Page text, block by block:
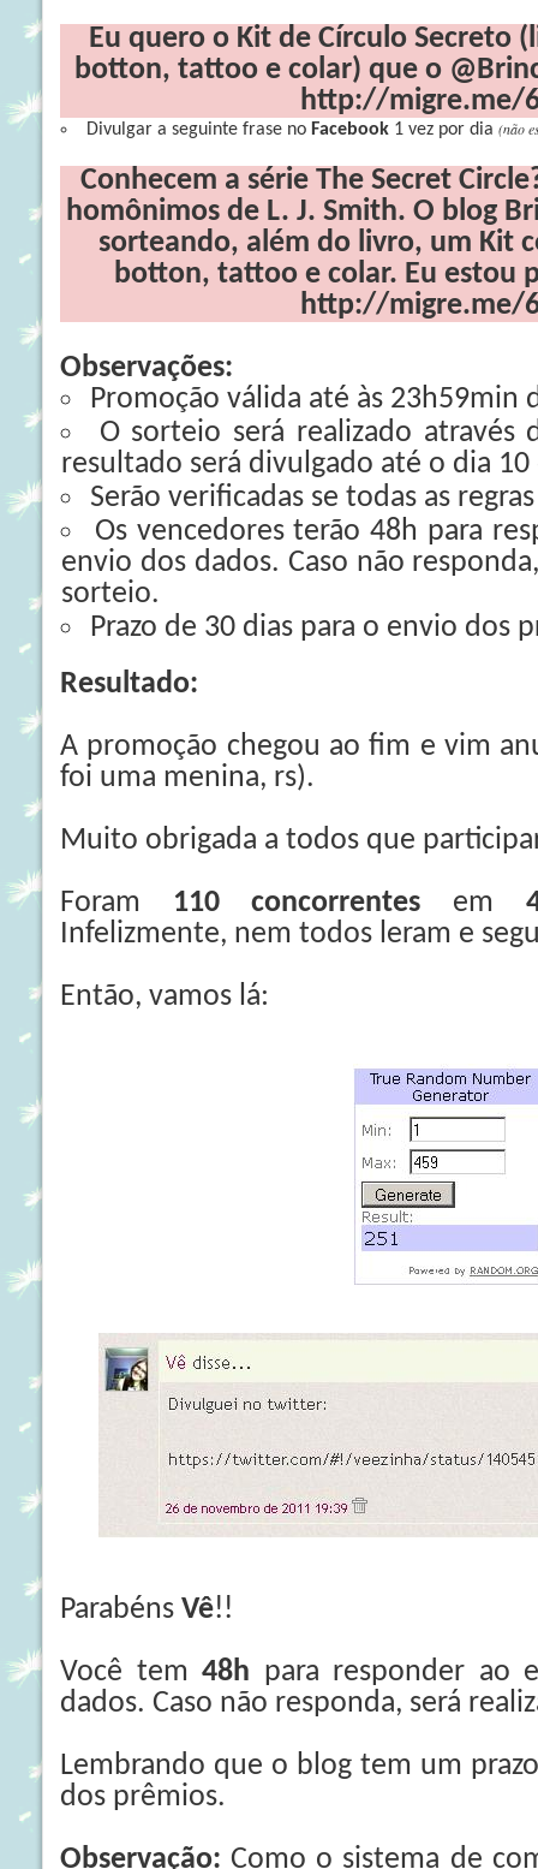
Eu quero o Kit de Círculo Secreto
botton, tattoo e colar) que o
http://migre.me/
Divulgar a seguinte frase no Facebook 1 vez por dia (não
Conhecem a série The Secret
homônimos de L. J. Smith. O blog
sorteando, além do livro, um Kit
botton, tattoo e colar. Eu estou
http://migre.me/
Observações:
Promoção válida até às 23h59min
O sorteio será realizado
resultado será divulgado até o dia
Serão verificadas se todas as
Os vencedores terão 48h para
envio dos dados. Caso não
sorteio.
Prazo de 30 dias para o envio dos
Resultado:
A promoção chegou ao fim e vim
foi uma menina, rs).
Muito obrigada a todos que
Foram 110 concorrentes em
Infelizmente, nem todos leram e
Então, vamos lá:
Parabéns Vê!!
Você tem 48h para responder ao
dados. Caso não responda, será
Lembrando que o blog tem um
dos prêmios.
Observação:Como o sistema de